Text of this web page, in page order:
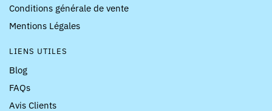
Conditions générale de vente
Mentions Légales
LIENS UTILES
Blog
FAQs
Avis Clients